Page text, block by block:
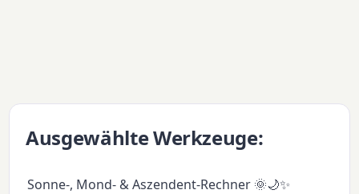
Ausgewählte Werkzeuge:
Sonne-, Mond- & Aszendent-Rechner 🌞🌙✨